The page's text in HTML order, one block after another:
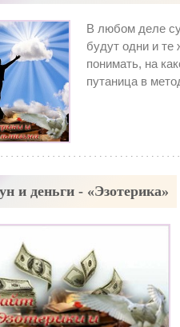
В любом деле
будут одни и те
понимать, на
путаница в
и деньги - «Эзотерика»